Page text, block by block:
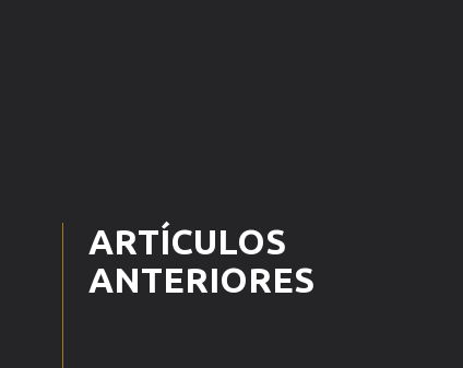
ARTÍCULOS
ANTERIORES